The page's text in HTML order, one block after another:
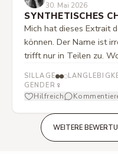
30. Mai 2026
SYNTHETISCHES
Mich hat dieses Extrait
können. Der Name ist
trifft nur in Teilen zu.
SILLAGE
GENDER ♀
Hilfreich
WEITERE